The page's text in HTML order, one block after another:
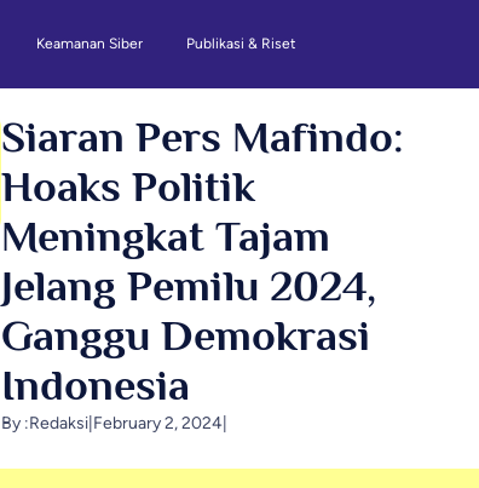
Keamanan Siber Publikasi & Riset
Siaran Pers Mafindo:
Hoaks Politik
Meningkat Tajam
Jelang Pemilu 2024,
Ganggu Demokrasi
Indonesia
By :Redaksi February 2, 2024